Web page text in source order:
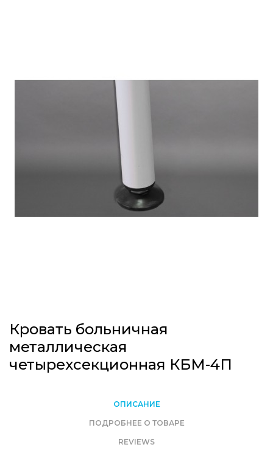
Кровать больничная
металлическая
четырехсекционная КБМ-4П
ОПИСАНИЕ
ПОДРОБНЕЕ О ТОВАРЕ
REVIEWS